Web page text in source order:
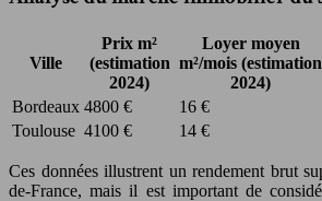
Ville
Prix m²
(estimation
2024)
Loyer moyen
m²/mois (estimation
2024)
Bordeaux 4800 € 16 €
Toulouse 4100 € 14 €
Ces données illustrent un rendement brut
de-France, mais il est important de